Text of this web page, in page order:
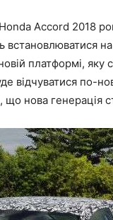
Accord 2018
встановлюватися
платформі, яку
відчуватися по-
що нова